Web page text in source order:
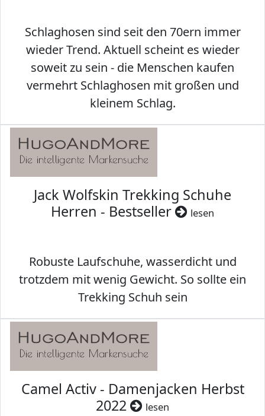
Schlaghosen sind seit den 70ern immer
wieder Trend. Aktuell scheint es wieder
soweit zu sein - die Menschen kaufen
vermehrt Schlaghosen mit großen und
kleinem Schlag.
Jack Wolfskin Trekking Schuhe
Herren - Bestseller
lesen
Robuste Laufschuhe, wasserdicht und
trotzdem mit wenig Gewicht. So sollte ein
Trekking Schuh sein
Camel Activ - Damenjacken Herbst
2022
lesen